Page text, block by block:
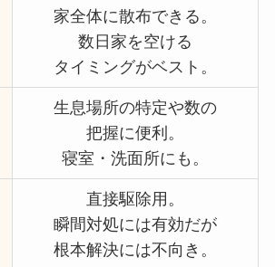
家全体に散布できる。
数日家を空ける
タイミングがベスト。
生息場所の特定や数の
把握に便利。
寝室・洗面所にも。
直接駆除用。
瞬間対処には有効だが
根本解決には不向き。